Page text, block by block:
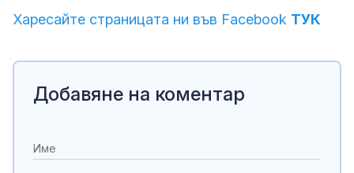
Харесайте страницата ни във Facebook ТУК
Добавяне на коментар